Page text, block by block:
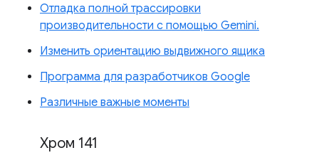
Отладка полной трассировки
производительности с помощью Gemini.
Изменить ориентацию выдвижного ящика
Программа для разработчиков Google
Различные важные моменты
Хром 141